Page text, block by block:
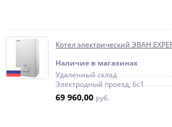
Котел электрический ЭВАН
Наличие в магазинах
Удаленный склад
Электродный проезд, 6с1
69 960,00 руб.